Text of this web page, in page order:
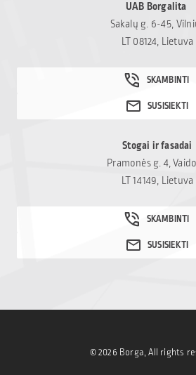
UAB Borgalita
Sakalų g. 6-45,
LT 08124, Lietuva
Stogai ir fasadai
Pramonės g. 4,
LT 14149, Lietuva
© 2026 Borga, All rights